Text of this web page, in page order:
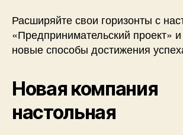
Расширяйте свои горизонты с
«Предпринимательский проект»
новые способы достижения
Новая компания
настольная